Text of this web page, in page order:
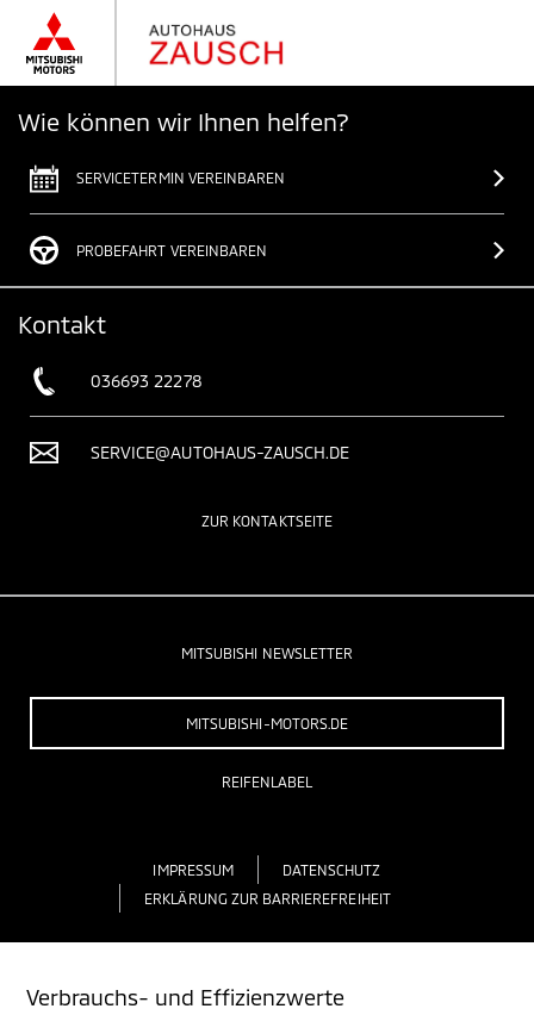
Wie können wir Ihnen helfen?
SERVICETERMIN VEREINBAREN
PROBEFAHRT VEREINBAREN
Kontakt
036693 22278
SERVICE@AUTOHAUS-ZAUSCH.DE
ZUR KONTAKTSEITE
MITSUBISHI NEWSLETTER
MITSUBISHI-MOTORS.DE
REIFENLABEL
IMPRESSUM
DATENSCHUTZ
ERKLÄRUNG ZUR BARRIEREFREIHEIT
Verbrauchs- und Effizienzwerte